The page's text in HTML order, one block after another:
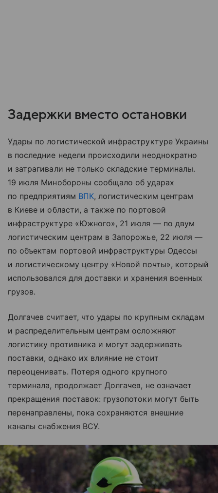
Задержки вместо остановки
Удары по логистической инфраструктуре Украины
в последние недели происходили неоднократно
и затрагивали не только складские терминалы.
19 июля Минобороны сообщало об ударах
по предприятиям ВПК, логистическим центрам
в Киеве и области, а также по портовой
инфраструктуре «Южного», 21 июля — по двум
логистическим центрам в Запорожье, 22 июля —
по объектам портовой инфраструктуры Одессы
и логистическому центру «Новой почты», который
использовался для доставки и хранения военных
грузов.
Долгачев считает, что удары по крупным складам
и распределительным центрам осложняют
логистику противника и могут задерживать
поставки, однако их влияние не стоит
переоценивать. Потеря одного крупного
терминала, продолжает Долгачев, не означает
прекращения поставок: грузопотоки могут быть
перенаправлены, пока сохраняются внешние
каналы снабжения ВСУ.